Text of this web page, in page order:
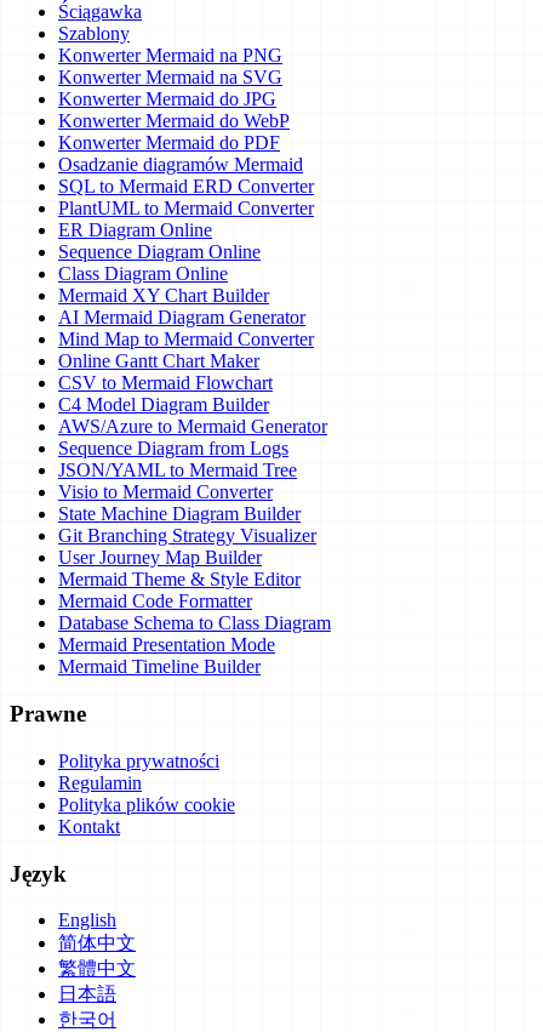
Ściągawka
Szablony
Konwerter Mermaid na PNG
Konwerter Mermaid na SVG
Konwerter Mermaid do JPG
Konwerter Mermaid do WebP
Konwerter Mermaid do PDF
Osadzanie diagramów Mermaid
SQL to Mermaid ERD Converter
PlantUML to Mermaid Converter
ER Diagram Online
Sequence Diagram Online
Class Diagram Online
Mermaid XY Chart Builder
AI Mermaid Diagram Generator
Mind Map to Mermaid Converter
Online Gantt Chart Maker
CSV to Mermaid Flowchart
C4 Model Diagram Builder
AWS/Azure to Mermaid Generator
Sequence Diagram from Logs
JSON/YAML to Mermaid Tree
Visio to Mermaid Converter
State Machine Diagram Builder
Git Branching Strategy Visualizer
User Journey Map Builder
Mermaid Theme & Style Editor
Mermaid Code Formatter
Database Schema to Class Diagram
Mermaid Presentation Mode
Mermaid Timeline Builder
Prawne
Polityka prywatności
Regulamin
Polityka plików cookie
Kontakt
Język
English
简体中文
繁體中文
日本語
한국어